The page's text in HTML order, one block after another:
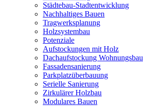
Städtebau-Stadtentwicklung
Nachhaltiges Bauen
Tragwerksplanung
Holzsystembau
Potenziale
Aufstockungen mit Holz
Dachaufstockung Wohnungsbau
Fassadensanierung
Parkplatzüberbauung
Serielle Sanierung
Zirkulärer Holzbau
Modulares Bauen